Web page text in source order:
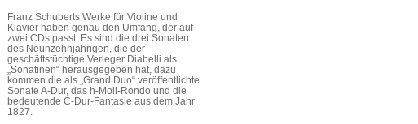
Franz Schuberts Werke für Violine und
Klavier haben genau den Umfang, der auf
zwei CDs passt. Es sind die drei Sonaten
des Neunzehnjährigen, die der
geschäftstüchtige Verleger Diabelli als
„Sonatinen“ herausgegeben hat, dazu
kommen die als „Grand Duo“ veröffentlichte
Sonate A-Dur, das h-Moll-Rondo und die
bedeutende C-Dur-Fantasie aus dem Jahr
1827.